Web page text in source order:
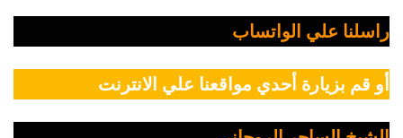
راسلنا علي الواتساب
أو قم بزيارة أحدي مواقعنا علي الانترنت